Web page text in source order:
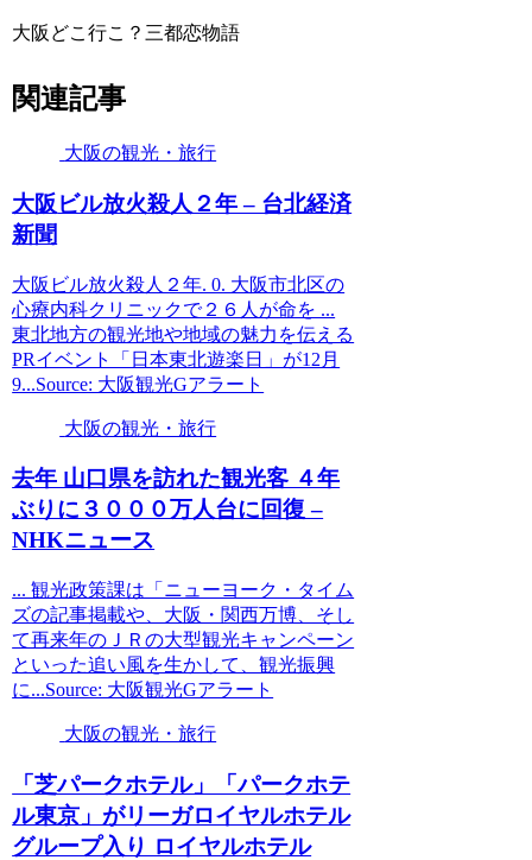
大阪どこ行こ？三都恋物語
関連記事
大阪の観光・旅行
大阪 ビル放火殺人２年 – 台北経済
新聞
大阪ビル放火殺人２年. 0. 大阪市北区の
心療内科クリニックで２６人が命を ...
東北地方の観光地や地域の魅力を伝える
PRイベント「日本東北遊楽日」が12月
9...Source: 大阪観光Gアラート
大阪の観光・旅行
去年 山口県を訪れた観光客 ４年
ぶりに３０００万人台に回復 –
NHKニュース
... 観光政策課は「ニューヨーク・タイム
ズの記事掲載や、大阪・関西万博、そし
て再来年のＪＲの大型観光キャンペーン
といった追い風を生かして、観光振興
に...Source: 大阪観光Gアラート
大阪の観光・旅行
「芝パークホテル」「パークホテ
ル東京」がリーガロイヤルホテル
グループ入り ロイヤルホテル